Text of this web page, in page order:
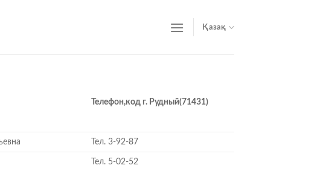
Қазақ
Телефон,код г. Рудный(71431)
Тел. 3-92-87
Тел. 5-02-52